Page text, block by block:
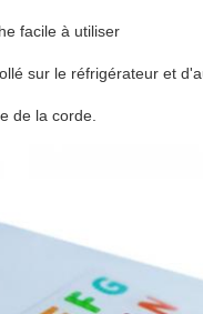
facile à utiliser
sur le réfrigérateur et
de la corde.